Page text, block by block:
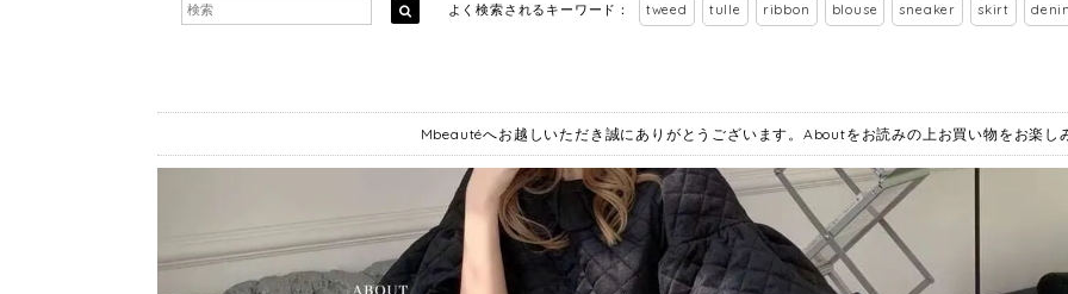
よく検索されるキーワード： tweed tulle ribbon blouse sneaker skirt
Mbeautéへお越しいただき誠にありがとうございます。Aboutをお読みの上お買い物をお楽し